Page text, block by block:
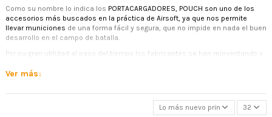
Como su nombre lo indica los PORTACARGADORES, POUCH son uno de los
accesorios más buscados en la práctica de Airsoft, ya que nos permite
llevar municiones de una forma fácil y segura, que no impide en nada el buen
desarrollo en el campo de batalla.
Por su gran utilidad al paso del tiempo los fabricantes se han reinventando y
rígidos, elásticos y en distintos colores, siendo el favorito de la mayoría, el
porta cargador para cualquier necesidad que se, nos presente en los
Ver más
Lo más nuevo primero 32